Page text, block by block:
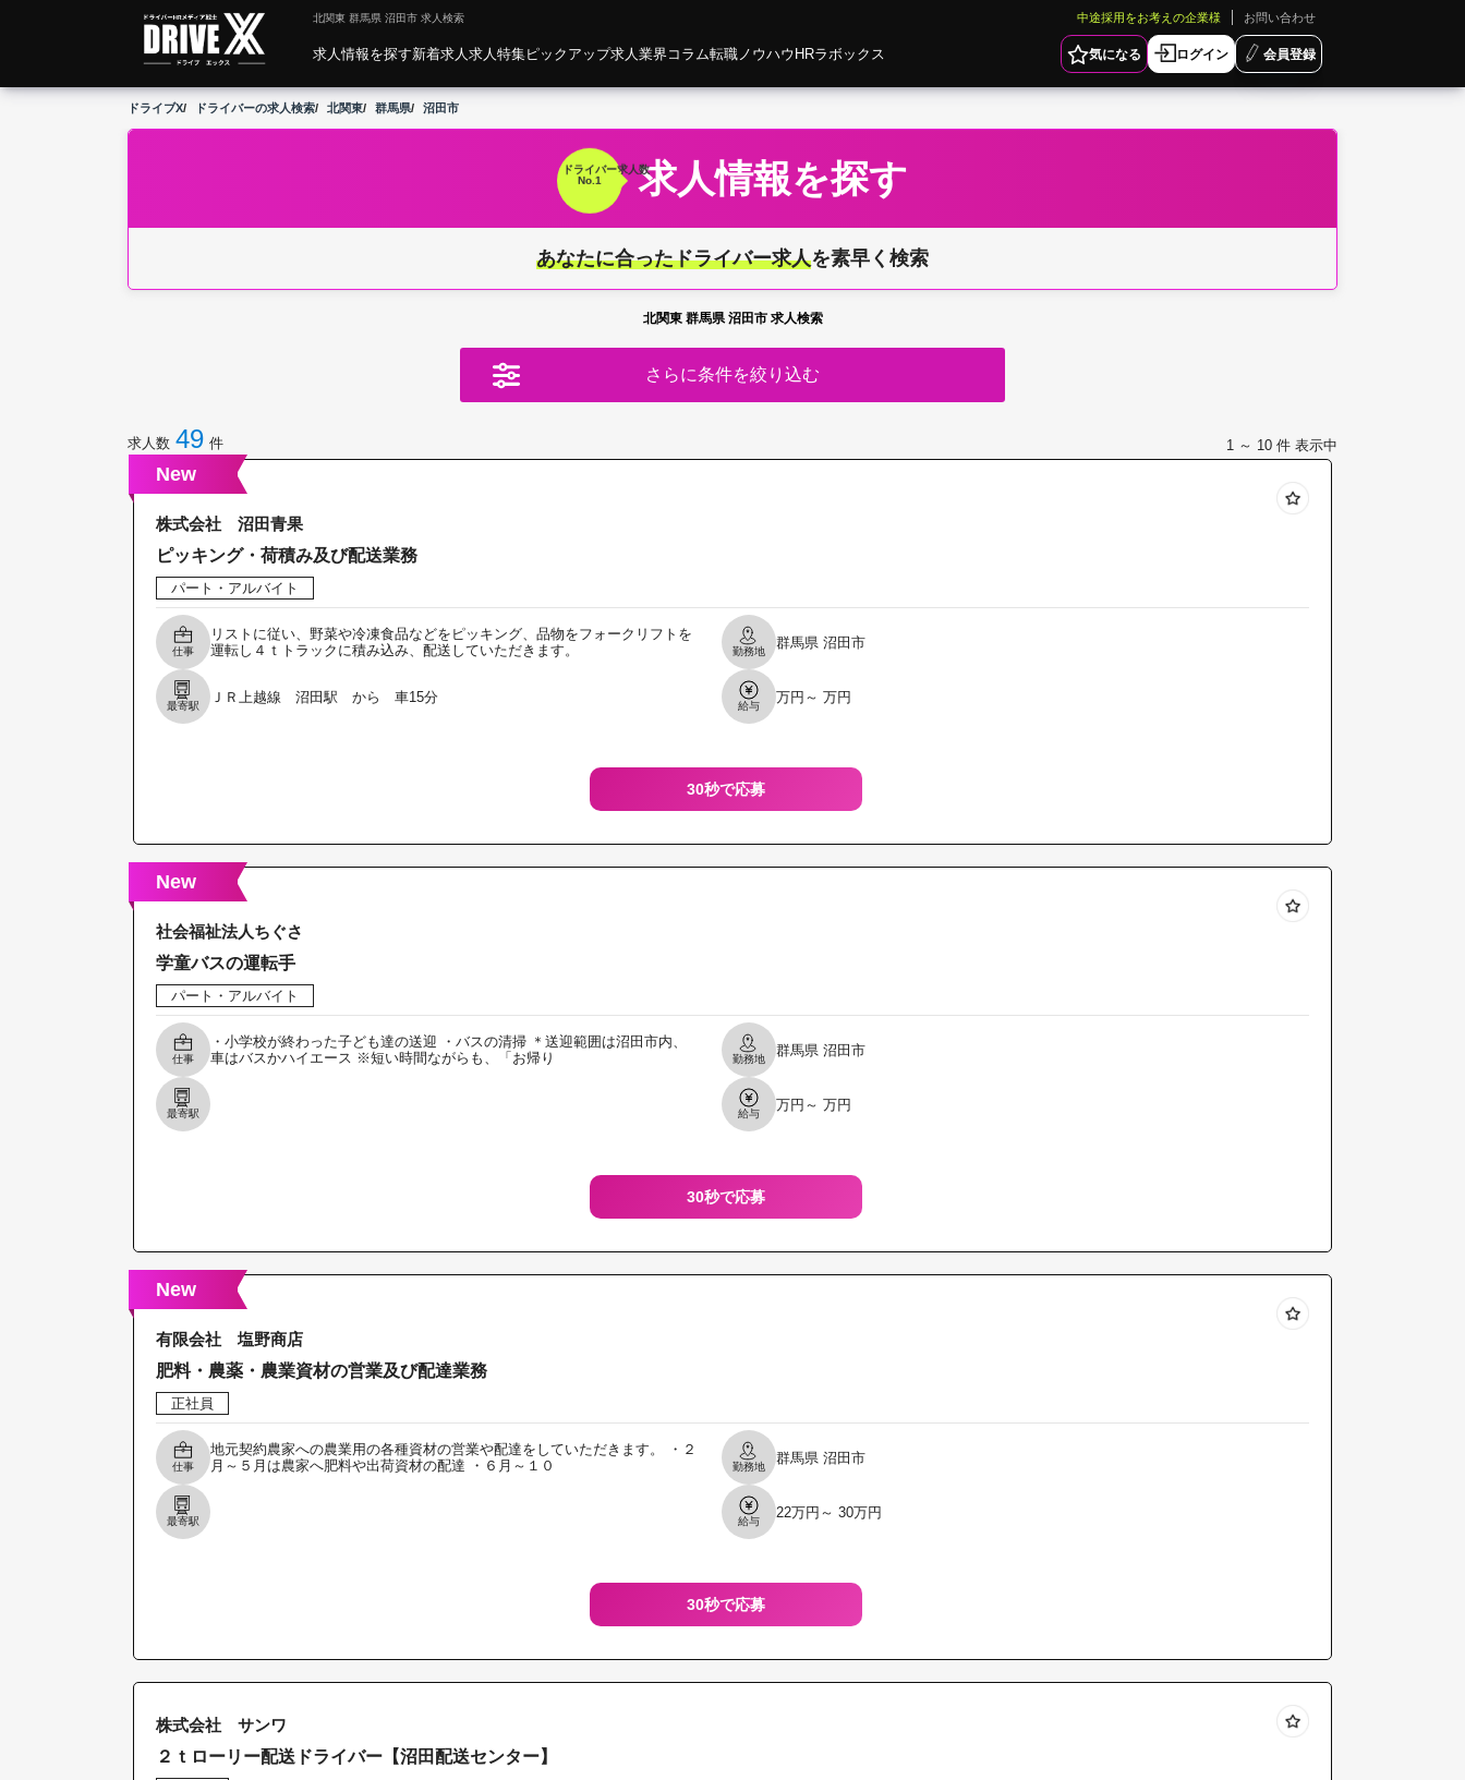
北関東 群馬県 沼田市 求人検索 中途採用をお考えの企業様 お問い合わせ
求人情報を探す新着求人求人特集ピックアップ求人業界コラム転職ノウハウ HRラボックス 気になる ログイン 会員登録
ドライブX ドライバーの求人検索 北関東 群馬県 沼田市
ドライバー求人数
No.1
求人情報を探す
あなたに合ったドライバー求人を素早く検索
北関東 群馬県 沼田市 求人検索
さらに条件を絞り込む
求人数 49 件 1 ～ 10 件 表示中
New
株式会社 沼田青果
ピッキング・荷積み及び配送業務
パート・アルバイト
仕事
リストに従い、野菜や冷凍食品などをピッキング、品物をフォークリフトを
運転し４ｔトラックに積み込み、配送していただきます。
勤務地
群馬県 沼田市
最寄駅
ＪＲ上越線 沼田駅 から 車15分
給与
万円～ 万円
30秒で応募
New
社会福祉法人ちぐさ
学童バスの運転手
パート・アルバイト
仕事
・小学校が終わった子ども達の送迎 ・バスの清掃 ＊送迎範囲は沼田市内、
車はバスかハイエース ※短い時間ながらも、「お帰り
勤務地
群馬県 沼田市
最寄駅 給与
万円～ 万円
30秒で応募
New
有限会社 塩野商店
肥料・農薬・農業資材の営業及び配達業務
正社員
仕事
地元契約農家への農業用の各種資材の営業や配達をしていただきます。 ・２
月～５月は農家へ肥料や出荷資材の配達 ・６月～１０
勤務地
群馬県 沼田市
最寄駅 給与
22万円～ 30万円
30秒で応募
株式会社 サンワ
２ｔローリー配送ドライバー【沼田配送センター】